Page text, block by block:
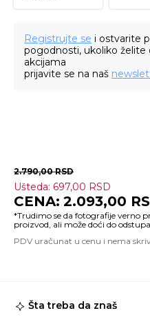
Registrujte se i ostvarite
pogodnosti, ukoliko želite
akcijama
prijavite se na naš
2.790,00RSD
Ušteda: 697,00 RSD
2.093,00
Šta treba da znaš